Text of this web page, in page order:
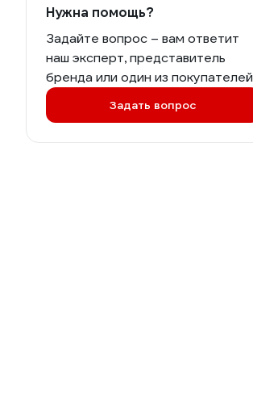
Нужна помощь?
Задайте вопрос – вам ответит
наш эксперт, представитель
бренда или один из покупателей
Задать вопрос